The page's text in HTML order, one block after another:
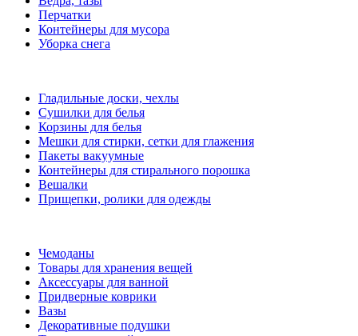
Перчатки
Контейнеры для мусора
Уборка снега
Гладильные доски, чехлы
Сушилки для белья
Корзины для белья
Мешки для стирки, сетки для глажения
Пакеты вакуумные
Контейнеры для стирального порошка
Вешалки
Прищепки, ролики для одежды
Чемоданы
Товары для хранения вещей
Аксессуары для ванной
Придверные коврики
Вазы
Декоративные подушки